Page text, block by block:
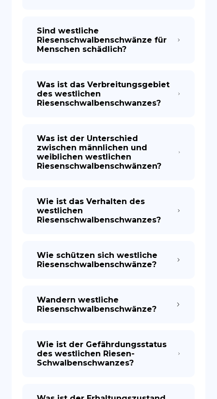
Sind westliche
Riesenschwalbenschwänze für
Menschen schädlich?
Was ist das Verbreitungsgebiet
des westlichen
Riesenschwalbenschwanzes?
Was ist der Unterschied
zwischen männlichen und
weiblichen westlichen
Riesenschwalbenschwänzen?
Wie ist das Verhalten des
westlichen
Riesenschwalbenschwanzes?
Wie schützen sich westliche
Riesenschwalbenschwänze?
Wandern westliche
Riesenschwalbenschwänze?
Wie ist der Gefährdungsstatus
des westlichen Riesen-
Schwalbenschwanzes?